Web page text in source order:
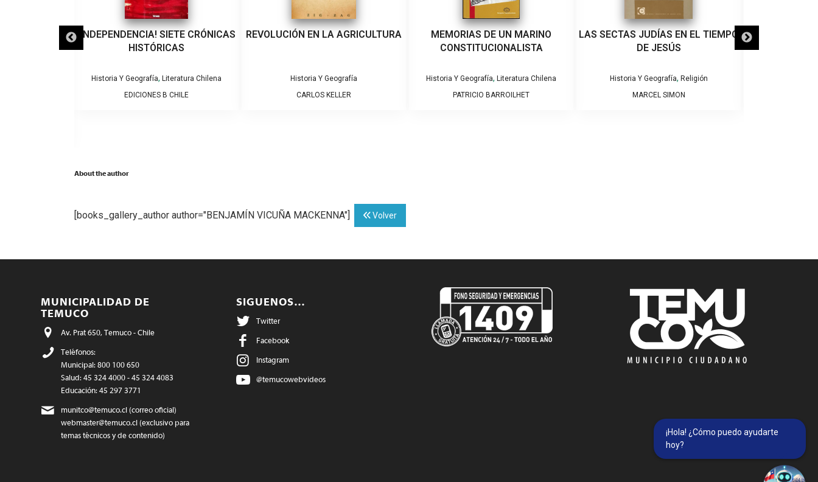
Y
¡INDEPENDENCIA! SIETE CRÓNICAS
HISTÓRICAS
Historia Y Geografía, Literatura Chilena
EDICIONES B CHILE
REVOLUCIÓN EN LA AGRICULTURA
Historia Y Geografía
CARLOS KELLER
MEMORIAS DE UN MARINO
CONSTITUCIONALISTA
Historia Y Geografía, Literatura Chilena
PATRICIO BARROILHET
LAS SECTAS JUDÍAS EN EL TIEMPO
DE JESÚS
Historia Y Geografía, Religión
MARCEL SIMON
About the author
[books_gallery_author author="BENJAMÍN VICUÑA MACKENNA"] Volver
MUNICIPALIDAD DE
TEMUCO
Av. Prat 650, Temuco - Chile
Teléfonos:
Municipal: 800 100 650
Salud: 45 324 4000 - 45 324 4083
Educación: 45 297 3771
munitco@temuco.cl (correo oficial)
webmaster@temuco.cl (exclusivo para
temas técnicos y de contenido)
SIGUENOS…
Twitter
Facebook
Instagram
@temucowebvideos
¡Hola! ¿Cómo puedo ayudarte
hoy?